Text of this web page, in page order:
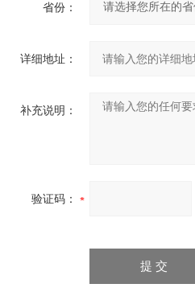
省份：
详细地址：
补充说明：
验证码：